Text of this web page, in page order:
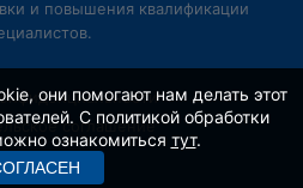
и повышения квалификации
соглашение
они помогают нам делать этот
С политикой обработки
ознакомиться тут.